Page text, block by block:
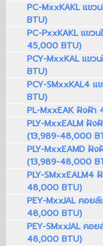
PC-MxxKAKL แข
BTU)
PC-PxxKAKL แขว
45,000 BTU)
PCY-MxxKAL แข
BTU)
PCY-SMxxKAL4
BTU)
PL-MxxEAK ฝังฝ้
PLY-MxxEALM ฝั
(13,989-48,000
PLY-MxxEAMD ฝั
(13,989-48,000
PLY-SMxxEALM4
48,000 BTU)
PEY-MxxJAL คอย
48,000 BTU)
PEY-SMxxJAL คอ
48,000 BTU)